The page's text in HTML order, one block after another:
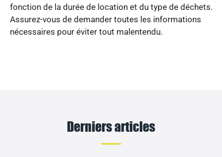
fonction de la durée de location et du type de déchets.
Assurez-vous de demander toutes les informations
nécessaires pour éviter tout malentendu.
Derniers articles